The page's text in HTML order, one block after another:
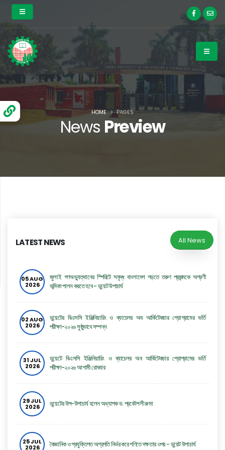
News Preview
HOME PAGES
LATEST NEWS All News
05 AUG
2026
জুলাই গণঅভ্যুত্থানের স্পিরিটে সমৃদ্ধ বাংলাদেশ গড়তে তরুণ প্রজন্মকে অগ্রণী
ভূমিকা পালন করতে হবে - ডুয়েট উপাচার্য
02 AUG
2026
ডুয়েটের বিএসসি ইঞ্জিনিয়ারিং ও ব্যাচেলর অব আর্কিটেকচার প্রোগ্রামের ভর্তি
পরীক্ষা-২০২৬ সুষ্ঠুভাবে সম্পন্ন
31 JUL
2026
ডুয়েটে বিএসসি ইঞ্জিনিয়ারিং ও ব্যাচেলর অব আর্কিটেকচার প্রোগ্রামের ভর্তি
পরীক্ষা-২০২৬ আগামী রোববার
29 JUL
2026 ডুয়েটের উপ-উপাচার্য হলেন অধ্যাপক ড. প্রকৌশলী রুমা
25 JUL
2026 বৈজ্ঞানিক ও প্রযুক্তিগত অগ্রগতি নির্ভর করে গণিতে দক্ষতার ওপর - ডুয়েট উপাচার্য